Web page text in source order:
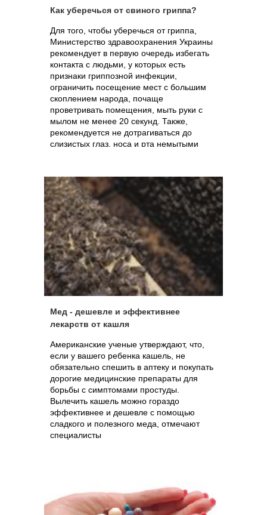
Как уберечься от свиного гриппа?
Для того, чтобы уберечься от гриппа,
Министерство здравоохранения Украины
рекомендует в первую очередь избегать
контакта с людьми, у которых есть
признаки гриппозной инфекции,
ограничить посещение мест с большим
скоплением народа, почаще
проветривать помещения, мыть руки с
мылом не менее 20 секунд. Также,
рекомендуется не дотрагиваться до
слизистых глаз, носа и рта немытыми
рот и нос при чихании и кашле
одноразовым носовым платком, который
следует немедленно выбросить, или же
чихать и кашлять в руку на уровне локтя.
Мед - дешевле и эффективнее
лекарств от кашля
Американские ученые утверждают, что,
если у вашего ребенка кашель, не
обязательно спешить в аптеку и покупать
дорогие медицинские препараты для
борьбы с симптомами простуды.
Вылечить кашель можно гораздо
эффективнее и дешевле с помощью
сладкого и полезного меда, отмечают
специалисты